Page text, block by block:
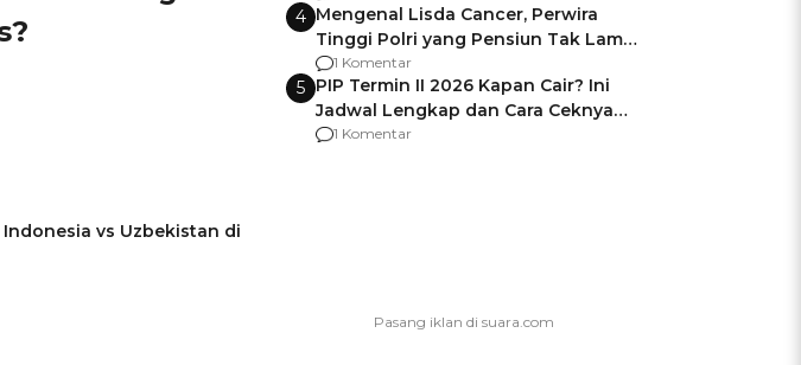
vs Uzbekistan di
4 Mengenal Lisda Cancer, Perwira
Tinggi Polri yang Pensiun Tak Lama
Usai Jadi Brigjen
1 Komentar
5 PIP Termin II 2026 Kapan Cair? Ini
Jadwal Lengkap dan Cara Ceknya
agar Dana Tidak Hangus!
1 Komentar